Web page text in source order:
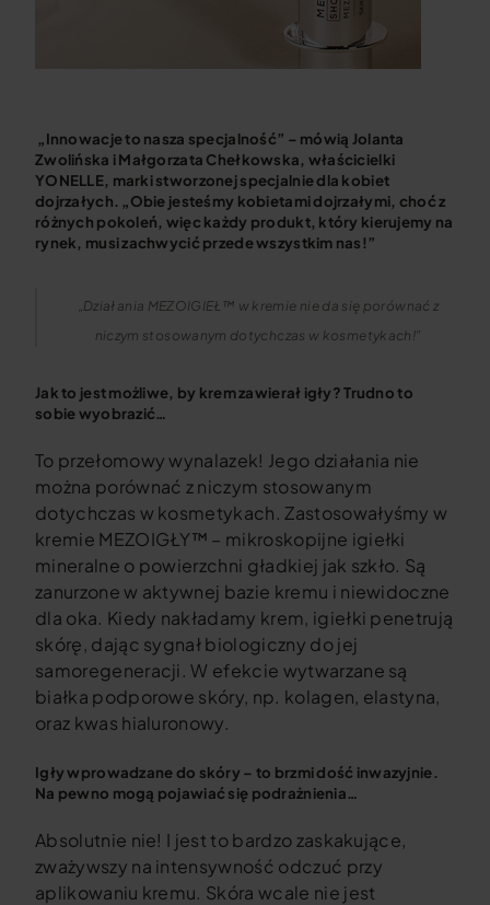
„Innowacje to nasza specjalność” – mówią Jolanta
Zwolińska i Małgorzata Chełkowska, właścicielki
YONELLE, marki stworzonej specjalnie dla kobiet
dojrzałych. „Obie jesteśmy kobietami dojrzałymi, choć z
różnych pokoleń, więc każdy produkt, który kierujemy na
rynek, musi zachwycić przede wszystkim nas!”
„Działania MEZOIGIEŁ™ w kremie nie da się porównać z
niczym stosowanym dotychczas w kosmetykach!”
Jak to jest możliwe, by krem zawierał igły? Trudno to
sobie wyobrazić…
To przełomowy wynalazek! Jego działania nie
można porównać z niczym stosowanym
dotychczas w kosmetykach. Zastosowałyśmy w
kremie MEZOIGŁY™ – mikroskopijne igiełki
mineralne o powierzchni gładkiej jak szkło. Są
zanurzone w aktywnej bazie kremu i niewidoczne
dla oka. Kiedy nakładamy krem, igiełki penetrują
skórę, dając sygnał biologiczny do jej
samoregeneracji. W efekcie wytwarzane są
białka podporowe skóry, np. kolagen, elastyna,
oraz kwas hialuronowy.
Igły wprowadzane do skóry – to brzmi dość inwazyjnie.
Na pewno mogą pojawiać się podrażnienia…
Absolutnie nie! I jest to bardzo zaskakujące,
zważywszy na intensywność odczuć przy
aplikowaniu kremu. Skóra wcale nie jest